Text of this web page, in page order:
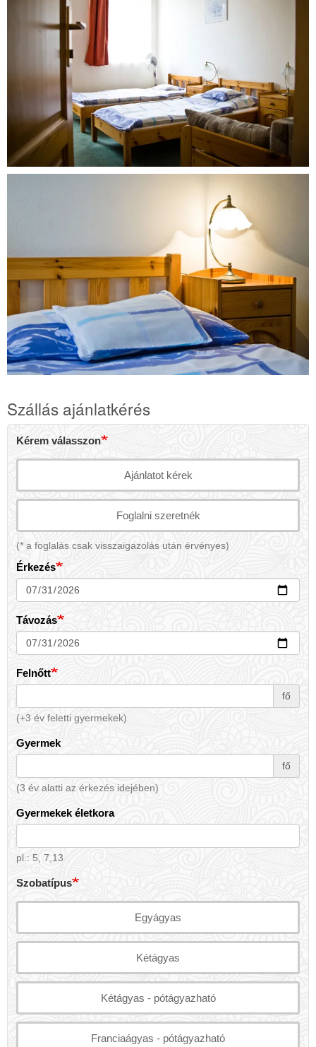
Our
Szállás ajánlatkérés
Szállás ajánlatkérés
Kérem válasszon
Ajánlatot kérek
Foglalni szeretnék
(* a foglalás csak visszaigazolás után érvényes)
Érkezés
Távozás
Felnőtt
fő
(+3 év feletti gyermekek)
Gyermek
fő
(3 év alatti az érkezés idejében)
Gyermekek életkora
pl.: 5, 7,13
Szobatípus
Egyágyas
Kétágyas
Kétágyas - pótágyazható
Franciaágyas - pótágyazható